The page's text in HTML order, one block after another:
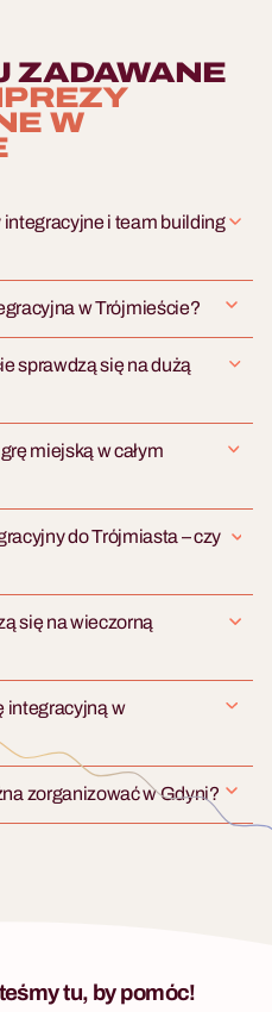
ZADAWANE
W
i team building
w Trójmieście?
sprawdzą się na dużą
miejską w całym
do Trójmiasta – czy
się na wieczorną
integracyjną w
zorganizować w Gdyni?
tu, by pomóc!